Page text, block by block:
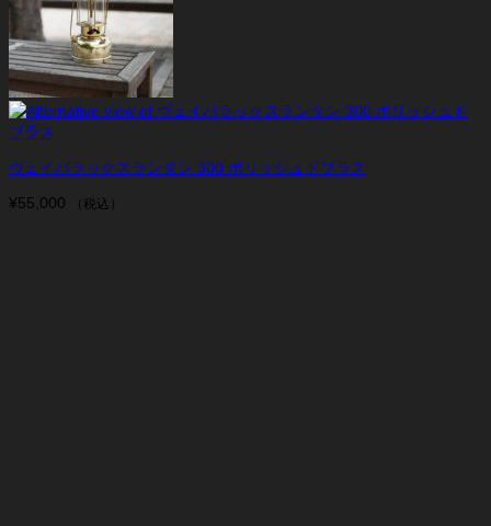
ヴェイパラックスランタン 300 ポリッシュドブラス
¥55,000 （税込）